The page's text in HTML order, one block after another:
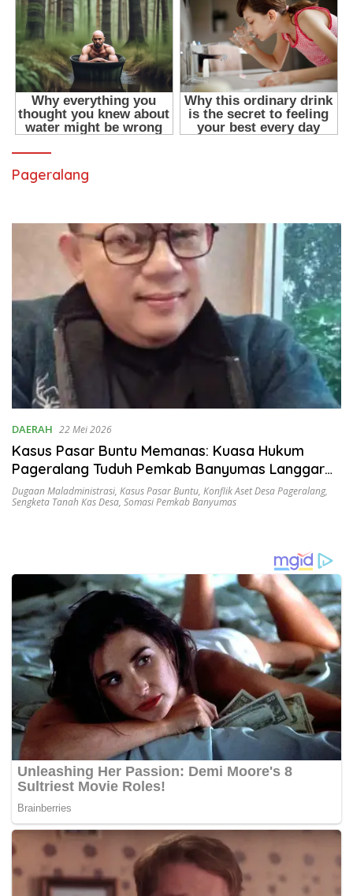
Pageralang
DAERAH 22 Mei 2026
Kasus Pasar Buntu Memanas: Kuasa Hukum
Pageralang Tuduh Pemkab Banyumas Langgar
Aturan dan Rugikan Desa
Dugaan Maladministrasi, Kasus Pasar Buntu, Konflik Aset Desa Pageralang,
Sengketa Tanah Kas Desa, Somasi Pemkab Banyumas